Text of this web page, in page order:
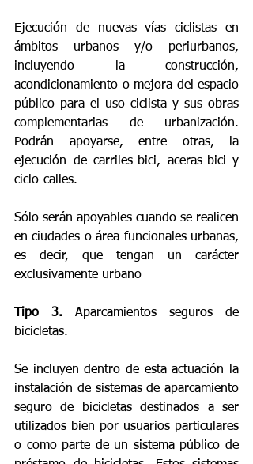
Ejecución de nuevas vías ciclistas en
ámbitos urbanos y/o periurbanos,
incluyendo la construcción,
acondicionamiento o mejora del espacio
público para el uso ciclista y sus obras
complementarias de urbanización.
Podrán apoyarse, entre otras, la
ejecución de carriles-bici, aceras-bici y
ciclo-calles.
Sólo serán apoyables cuando se realicen
en ciudades o área funcionales urbanas,
es decir, que tengan un carácter
exclusivamente urbano
Tipo 3. Aparcamientos seguros de
bicicletas.
Se incluyen dentro de esta actuación la
instalación de sistemas de aparcamiento
seguro de bicicletas destinados a ser
utilizados bien por usuarios particulares
o como parte de un sistema público de